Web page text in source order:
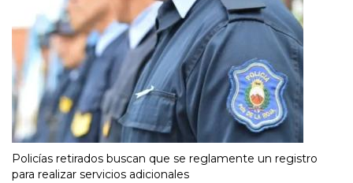
Policías retirados buscan que se reglamente un registro
para realizar servicios adicionales